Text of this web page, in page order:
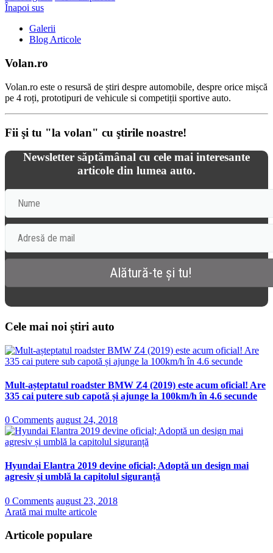
Înapoi sus
Galerii
Blog Articole
Volan.ro
Volan.ro este o resursă de știri despre automobile, despre orice mișcă
pe 4 roți, prototipuri de vehicule si competiții sportive auto.
Fii şi tu "la volan" cu ştirile noastre!
Newsletter săptămânal cu cele mai interesante
articole din lumea auto.
Cele mai noi știri auto
Mult-așteptatul roadster BMW Z4 (2019) este acum oficial! Are
335 cai putere sub capotă și ajunge la 100km/h în 4.6 secunde
0 Comments august 24, 2018
Hyundai Elantra 2019 devine oficial; Adoptă un design mai
agresiv și umblă la capitolul siguranță
0 Comments august 23, 2018
Arată mai multe articole
Articole populare